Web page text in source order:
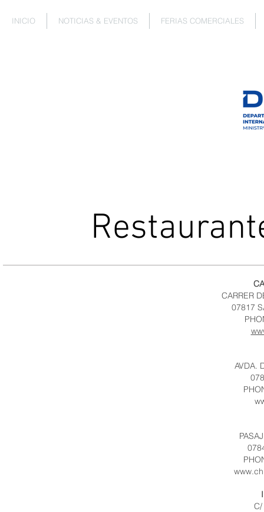
INICIO NOTICIAS & EVENTOS FERIAS COMERCIALES
CARRER
07817
AVDA.
C/